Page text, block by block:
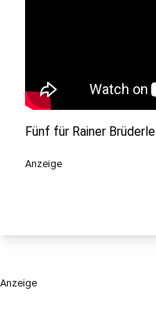
Fünf für Rainer Brüderle
Anzeige
Anzeige